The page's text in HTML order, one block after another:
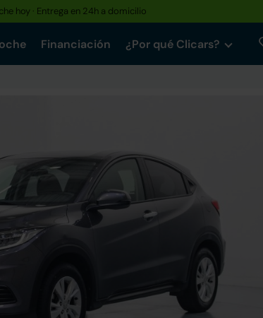
hoy · Entrega en 24h a domicilio
Financiación ¿Por qué Clicars?